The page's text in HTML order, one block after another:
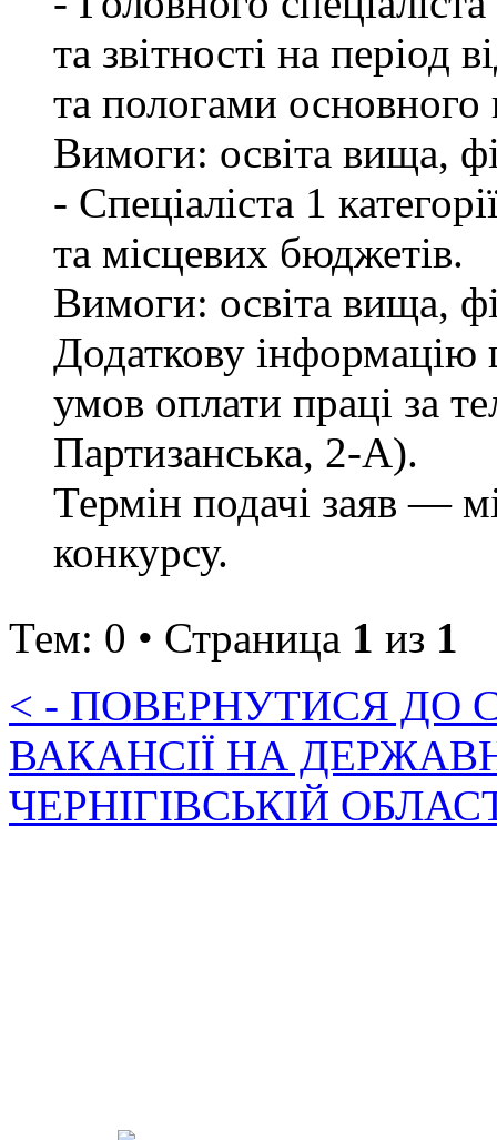
та звітності на період
та пологами основного
Вимоги: освіта вища,
- Спеціаліста 1
та місцевих бюджетів.
Вимоги: освіта вища,
Додаткову інформацію
умов оплати праці за
Партизанська, 2-А).
Термін подачі заяв —
конкурсу.
Тем: 0 • Страница 1 из 1
< - ПОВЕРНУТИСЯ ДО
ВАКАНСІЇ НА
ЧЕРНІГІВСЬКІЙ